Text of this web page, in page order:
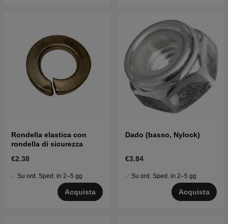
Rondella elastica con
rondella di sicurezza
€2.38
Su ord. Sped. in 2–5 gg
Acquista
Dado (basso, Nylock)
€3.84
Su ord. Sped. in 2–5 gg
Acquista